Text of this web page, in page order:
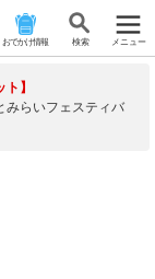
おでかけ情報 検 索 メニュー
】
みらいフェスティバ